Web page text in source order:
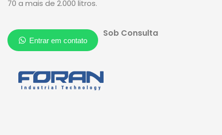
70 a mais de 2.000 litros.
Sob Consulta